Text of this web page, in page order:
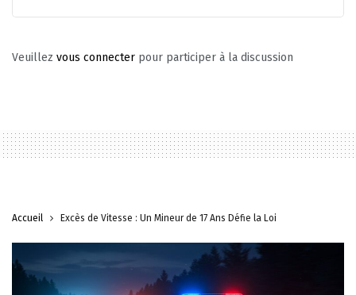
Veuillez vous connecter pour participer à la discussion
Accueil Excès de Vitesse : Un Mineur de 17 Ans Défie la Loi